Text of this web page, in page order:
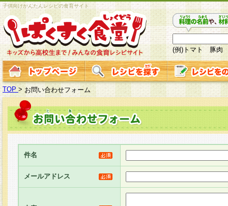
子供向けかんたんレシピの食育サイト
(例)トマト 豚肉
TOP > お問い合わせフォーム
件名
メールアドレス